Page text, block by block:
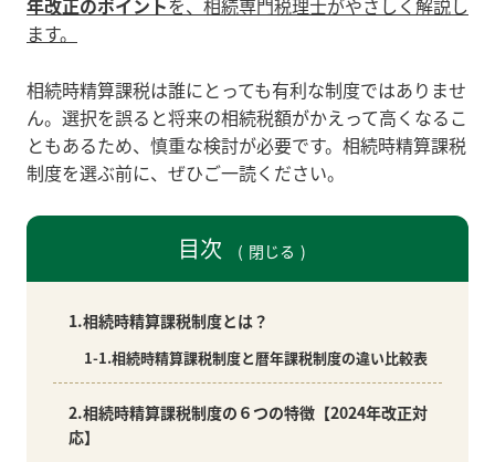
年改正のポイントを、相続専門税理士がやさしく解説し
ます。
相続時精算課税は誰にとっても有利な制度ではありませ
ん。選択を誤ると将来の相続税額がかえって高くなるこ
ともあるため、慎重な検討が必要です。相続時精算課税
制度を選ぶ前に、ぜひご一読ください。
目次 閉じる
1.相続時精算課税制度とは？
1-1.相続時精算課税制度と暦年課税制度の違い比較表
2.相続時精算課税制度の６つの特徴【2024年改正対
応】